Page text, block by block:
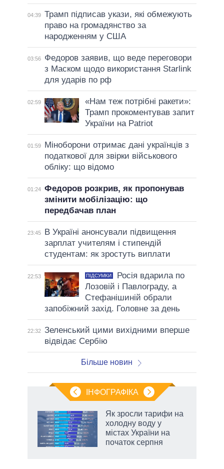
04:39 Трамп підписав укази, які обмежують
право на громадянство за
народженням у США
03:56
Федоров заявив, що веде переговори
з Маском щодо використання Starlink
для ударів по рф
02:59
«Нам теж потрібні ракети»:
Трамп прокоментував запит
України на Patriot
01:59
Міноборони отримає дані українців з
податкової для звірки військового
обліку: що відомо
01:24 Федоров розкрив, як пропонував
змінити мобілізацію: що
передбачав план
23:45
В Україні анонсували підвищення
зарплат учителям і стипендій
студентам: як зростуть виплати
22:53 ПІДСУМКИ
Росія вдарила по
Лозовій і Павлограду, а
Стефанішиній обрали
запобіжний захід. Головне за день
22:32 Зеленський цими вихідними вперше
відвідає Сербію
Більше новин
ІНФОГРАФІКА
Як зросли тарифи на
холодну воду у
містах України на
початок серпня